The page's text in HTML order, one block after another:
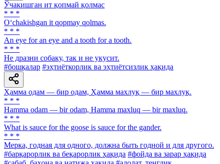
Ўчакишган ит қопмай қолмас
* * *
O‘chakishgan it qopmay qolmas.
* * *
An eye for an eye and a tooth for a tooth.
* * *
He дразни собаку, так и не укусит.
#бошқалар #эҳтиёткорлик ва эҳтиётсизлик ҳақида
Ҳамма одам — бир одам, Ҳамма махлуқ — бир махлуқ.
* * *
Hamma odam — bir odam, Hamma maxluq — bir maxluq.
* * *
What is sauce for the goose is sauce for the gander.
* * *
Мерка, годная для одного, должна быть годной и для другого.
#барқарорлик ва беқарорлик ҳақида #фойда ва зарар ҳақида